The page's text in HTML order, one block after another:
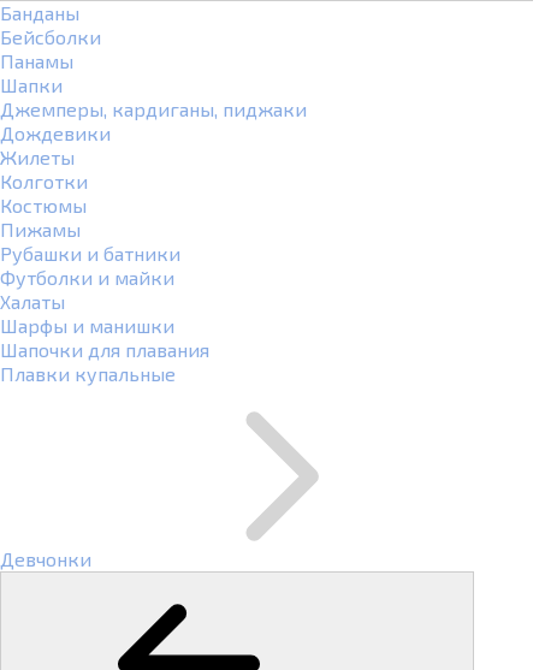
Банданы
Бейсболки
Панамы
Шапки
Джемперы, кардиганы, пиджаки
Дождевики
Жилеты
Колготки
Костюмы
Пижамы
Рубашки и батники
Футболки и майки
Халаты
Шарфы и манишки
Шапочки для плавания
Плавки купальные
Девчонки